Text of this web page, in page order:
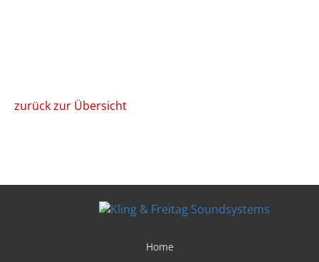
zurück zur Übersicht
Home